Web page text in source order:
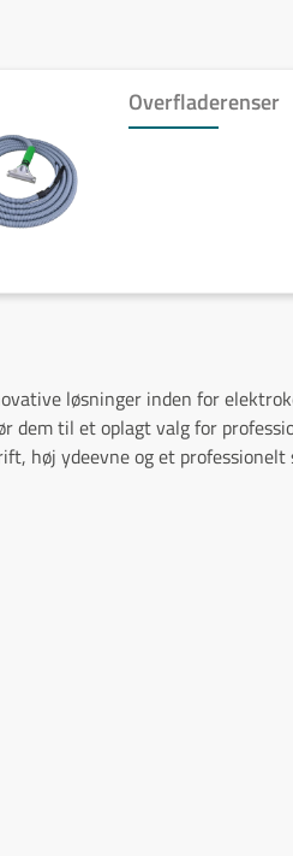
Overfladerenser
løsninger inden for
til et oplagt valg for
høj ydeevne og et